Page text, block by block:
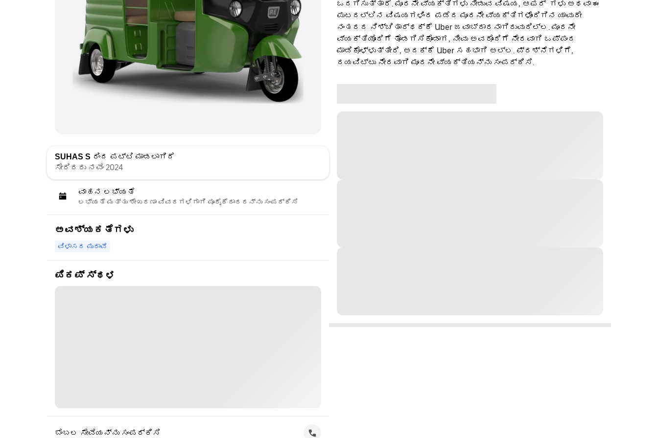
SUHAS S ರಿಂದ ಪಟ್ಟಿ ಮಾಡಲಾಗಿದೆ
ಸೇರಿದರು ನವೆಂ 2024
ವಾಹನ ಲಭ್ಯತೆ
ಲಭ್ಯತೆ ಮತ್ತು ಶೇಖರಣಾ ವಿವರಗಳಿಗಾಗಿ ಪೂರೈಕೆದಾರರನ್ನು ಸಂಪರ್ಕಿಸಿ
ಅವಶ್ಯಕತೆಗಳು
ವಿಳಾಸದ ಪುರಾವೆ
ಪಿಕಪ್ ಸ್ಥಳ
ಬೆಂಬಲ ಸೇವೆಯನ್ನು ಸಂಪರ್ಕಿಸಿ
ಒದಗಿಸುತ್ತಾರೆ. ಮೂರನೇ ವ್ಯಕ್ತಿಗಳು ನೀಡುವ ವಿಷಯ, ಆಫರ್ ‌ ಗಳು ಅಥವಾ ಈ
ಪುಟದಲ್ಲಿನ ವಿಷಯಗಳಿಂದ ಪಡೆದ ಮೂರನೇ ವ್ಯಕ್ತಿಗಳೊಂದಿಗಿನ ಯಾವುದೇ
ನಂತರದ ನಿಶ್ಚಿತಾರ್ಥಕ್ಕೆ Uber ಜವಾಬ್ದಾರನಾಗಿರುವುದಿಲ್ಲ. ಮೂರನೇ
ವ್ಯಕ್ತಿಯೊಂದಿಗೆ ತೊಡಗಿಸಿಕೊಂಡಾಗ, ನೀವು ಅವರೊಂದಿಗೆ ನೇರವಾಗಿ ಒಪ್ಪಂದ
ಮಾಡಿಕೊಳ್ಳುತ್ತೀರಿ, ಅದಕ್ಕೆ Uber ಸಹಭಾಗಿ ಅಲ್ಲ. ಪ್ರಶ್ನೆಗಳಿಗೆ,
ದಯವಿಟ್ಟು ನೇರವಾಗಿ ಮೂರನೇ ವ್ಯಕ್ತಿಯನ್ನು ಸಂಪರ್ಕಿಸಿ.